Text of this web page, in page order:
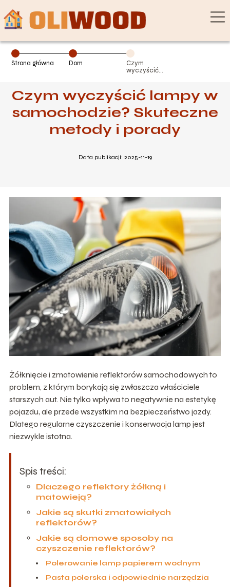
Strona główna Dom
Czym
wyczyścić
Skuteczne
metody i porady
Czym wyczyścić lampy w
samochodzie? Skuteczne
metody i porady
Data publikacji: 2025-11-19
Żółknięcie i zmatowienie reflektorów samochodowych to
problem, z którym borykają się zwłaszcza właściciele
starszych aut. Nie tylko wpływa to negatywnie na estetykę
pojazdu, ale przede wszystkim na bezpieczeństwo jazdy.
Dlatego regularne czyszczenie i konserwacja lamp jest
niezwykle istotna.
Spis treści:
Dlaczego reflektory żółkną i
matowieją?
Jakie są skutki zmatowiałych
reflektorów?
Jakie są domowe sposoby na
czyszczenie reflektorów?
Polerowanie lamp papierem wodnym
Pasta polerska i odpowiednie narzędzia